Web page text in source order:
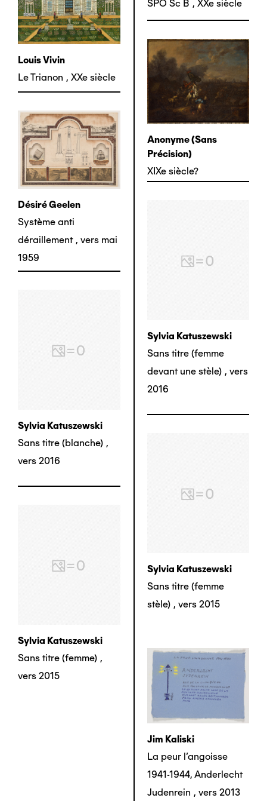
SPO Sc B , XXe siècle
Louis Vivin
Le Trianon , XXe siècle
Anonyme (sans
Précision)
XIXe siècle?
Désiré Geelen
Système anti
déraillement , vers mai
1959
Sylvia Katuszewski
Sans titre (femme
devant une stèle) , vers
2016
Sylvia Katuszewski
Sans titre (blanche) ,
vers 2016
Sylvia Katuszewski
Sans titre (femme
stèle) , vers 2015
Sylvia Katuszewski
Sans titre (femme) ,
vers 2015
Jim Kaliski
La peur l’angoisse
1941-1944, Anderlecht
Judenrein , vers 2013